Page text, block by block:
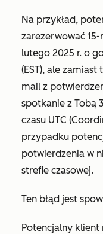
Na przykład,
zarezerwować
lutego 2025 r. o
(EST), ale
mail z
spotkanie z Tobą
czasu UTC
przypadku
potwierdzenia w
strefie czasowej.
Ten błąd jest
Potencjalny